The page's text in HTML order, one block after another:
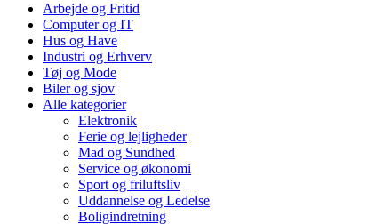
Arbejde og Fritid
Computer og IT
Hus og Have
Industri og Erhverv
Tøj og Mode
Biler og sjov
Alle kategorier
Elektronik
Ferie og lejligheder
Mad og Sundhed
Service og økonomi
Sport og friluftsliv
Uddannelse og Ledelse
Boligindretning